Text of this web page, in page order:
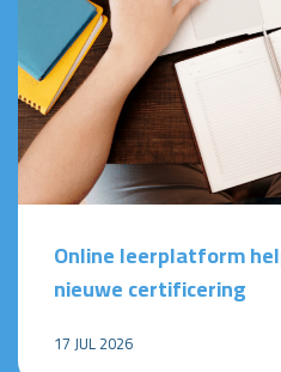
Online leerplatform
nieuwe certificering
17 JUL 2026